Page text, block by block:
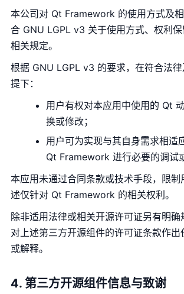
本公司对 Qt Framework 的使用方式及
合 GNU LGPL v3 关于使用方式、权利
相关规定。
根据 GNU LGPL v3 的要求，在符合法
提下：
用户有权对本应用中使用的 Qt
换或修改；
用户可为实现与其自身需求相适
Qt Framework 进行必要的调试
本应用未通过合同条款或技术手段，限制
述仅针对 Qt Framework 的相关权利。
除非适用法律或相关开源许可证另有明
对上述第三方开源组件的许可证条款作
或解释。
4. 第三方开源组件信息与致谢